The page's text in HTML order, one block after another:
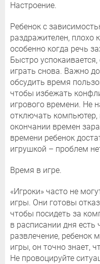
Настроение.
Ребенок с
раздражителен, плохо
особенно когда речь
Быстро
играть снова. Важно
обсудить время
чтобы избежать
игрового времени. Не
отключать компьютер,
окончании времен
времени ребенок
игрушкой – проблем
Время в игре.
«Игроки» часто не
игры. Они готовы
чтобы посидеть за
в расписании дня есть
развлечение, ребенок
игры, он точно знает,
Не провоцируйте